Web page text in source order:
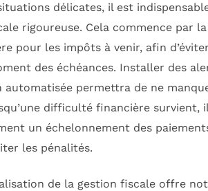
délicates, il est
rigoureuse. Cela commence par
pour les impôts à venir, afin
des échéances. Installer des
automatisée permettra de ne
difficulté financière survient,
un échelonnement des
les pénalités.
de la gestion fiscale offre